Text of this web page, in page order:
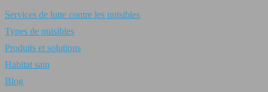
Services de lutte contre les nuisibles
Types de nuisibles
Produits et solutions
Habitat sain
Blog